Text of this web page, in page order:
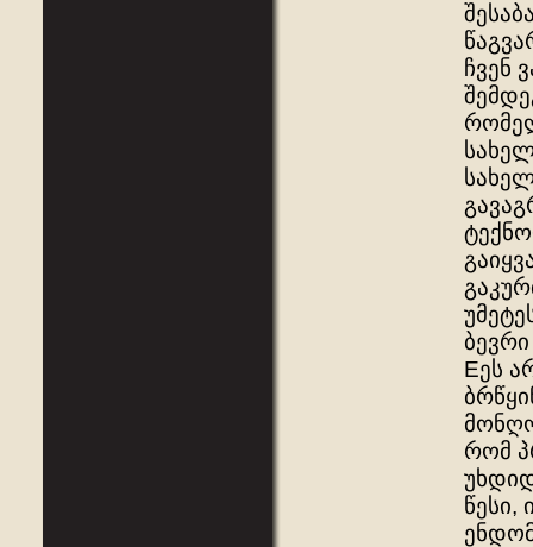
ჩვენ
Eეს
რომ
წესი,